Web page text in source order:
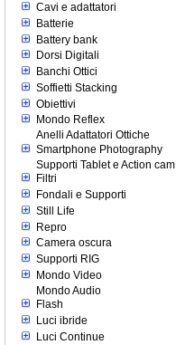
Cavi e adattatori
Batterie
Battery bank
Dorsi Digitali
Banchi Ottici
Soffietti Stacking
Obiettivi
Mondo Reflex
Anelli Adattatori Ottiche
Smartphone Photography
Supporti Tablet e Action cam
Filtri
Fondali e Supporti
Still Life
Repro
Camera oscura
Supporti RIG
Mondo Video
Mondo Audio
Flash
Luci ibride
Luci Continue